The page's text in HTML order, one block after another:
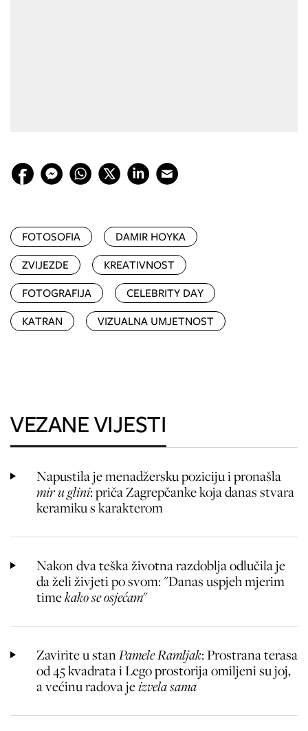
FOTOSOFIA
DAMIR HOYKA
ZVIJEZDE
KREATIVNOST
FOTOGRAFIJA
CELEBRITY DAY
KATRAN
VIZUALNA UMJETNOST
VEZANE VIJESTI
Napustila je menadžersku poziciju i pronašla
mir u glini: priča Zagrepčanke koja danas stvara
keramiku s karakterom
Nakon dva teška životna razdoblja odlučila je
da želi živjeti po svom: "Danas uspjeh mjerim
timekako se osjećam"
Zavirite u stanPamele Ramljak: Prostrana terasa
od 45 kvadrata i Lego prostorijaomiljeni su joj,
a većinu radova jeizvela sama